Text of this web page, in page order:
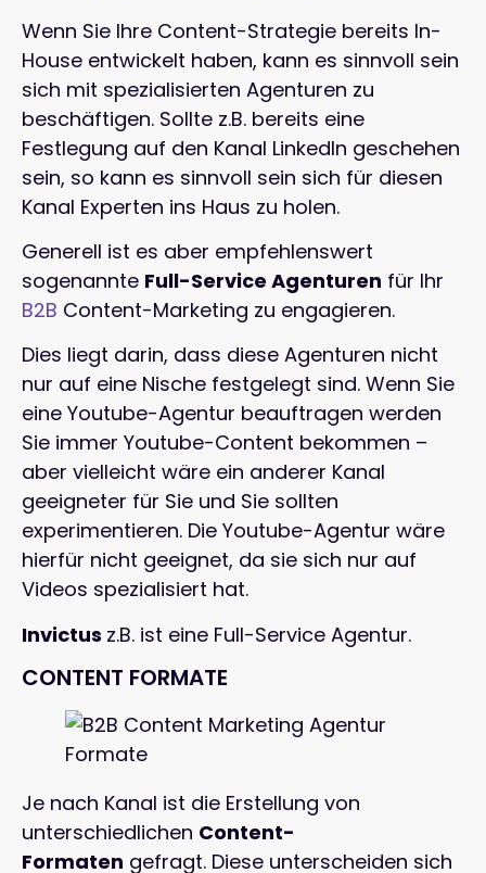
Wenn Sie Ihre Content-Strategie bereits In-
House entwickelt haben, kann es sinnvoll sein
sich mit spezialisierten Agenturen zu
beschäftigen. Sollte z.B. bereits eine
Festlegung auf den Kanal LinkedIn geschehen
sein, so kann es sinnvoll sein sich für diesen
Kanal Experten ins Haus zu holen.
Generell ist es aber empfehlenswert
sogenannte Full-Service Agenturen für Ihr
B2B Content-Marketing zu engagieren.
Dies liegt darin, dass diese Agenturen nicht
nur auf eine Nische festgelegt sind. Wenn Sie
eine Youtube-Agentur beauftragen werden
Sie immer Youtube-Content bekommen –
aber vielleicht wäre ein anderer Kanal
geeigneter für Sie und Sie sollten
experimentieren. Die Youtube-Agentur wäre
hierfür nicht geeignet, da sie sich nur auf
Videos spezialisiert hat.
Invictus z.B. ist eine Full-Service Agentur.
CONTENT FORMATE
Je nach Kanal ist die Erstellung von
unterschiedlichen Content-
Formaten gefragt. Diese unterscheiden sich